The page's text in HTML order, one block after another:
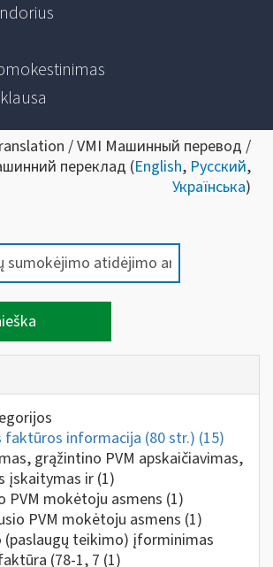
/ VMI Машинный перевод /
переклад (English, Русский,
Українська)
faktūros informacija (80 str.) (15)
grąžintino PVM apskaičiavimas,
įskaitymas ir (1)
PVM mokėtoju asmens (1)
PVM mokėtoju asmens (1)
(paslaugų teikimo) įforminimas
(78-1, 7 (1)